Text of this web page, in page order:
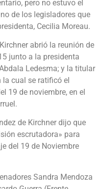
pero no estuvo el
de los legisladores que
Cecilia Moreau.
abrió la reunión de
junto a la presidenta
Ledesma; y la titular
la cual se ratificó el
19 de noviembre, en el
de Kirchner dijo que
escrutadora» para
del 19 de Noviembre
Sandra Mendoza